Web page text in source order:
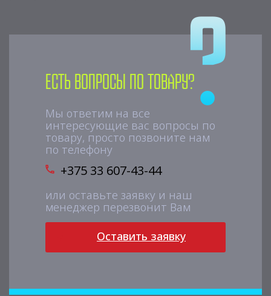
Есть вопросы по товару?
Мы ответим на все
интересующие вас вопросы по
товару, просто позвоните нам
по телефону
+375 33 607-43-44
или оставьте заявку и наш
менеджер перезвонит Вам
Оставить заявку